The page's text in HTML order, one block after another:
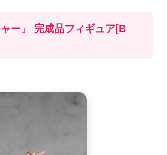
ー」 完成品フィギュア[B